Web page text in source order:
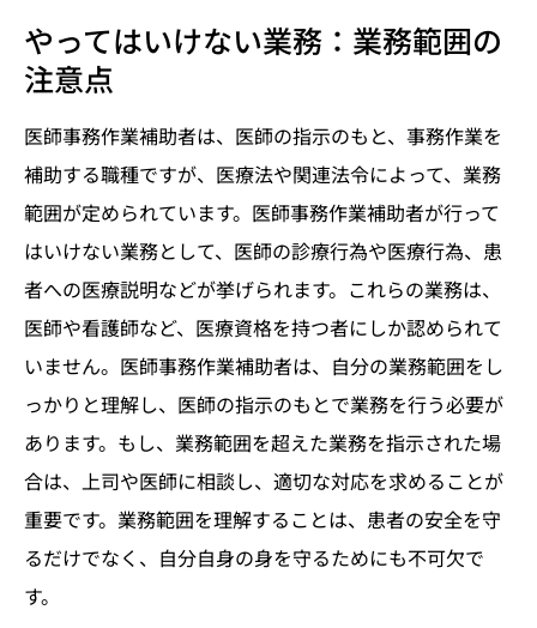
やってはいけない業務：業務範囲の
注意点
医師事務作業補助者は、医師の指示のもと、事務作業を
補助する職種ですが、医療法や関連法令によって、業務
範囲が定められています。医師事務作業補助者が行って
はいけない業務として、医師の診療行為や医療行為、患
者への医療説明などが挙げられます。これらの業務は、
医師や看護師など、医療資格を持つ者にしか認められて
いません。医師事務作業補助者は、自分の業務範囲をし
っかりと理解し、医師の指示のもとで業務を行う必要が
あります。もし、業務範囲を超えた業務を指示された場
合は、上司や医師に相談し、適切な対応を求めることが
重要です。業務範囲を理解することは、患者の安全を守
るだけでなく、自分自身の身を守るためにも不可欠で
す。